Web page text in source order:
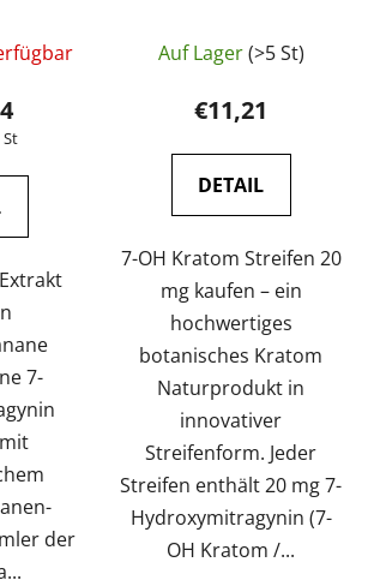
7-
der
GreenGuru
ist
4,7
von
Sternen.
Auf Lager(>5 St)
€11,21
DETAIL
7-OH Kratom Streifen 20
mg kaufen – ein
hochwertiges
botanisches Kratom
Naturprodukt in
innovativer
Streifenform. Jeder
Streifen enthält 20 mg 7-
Hydroxymitragynin (7-
OH Kratom /...